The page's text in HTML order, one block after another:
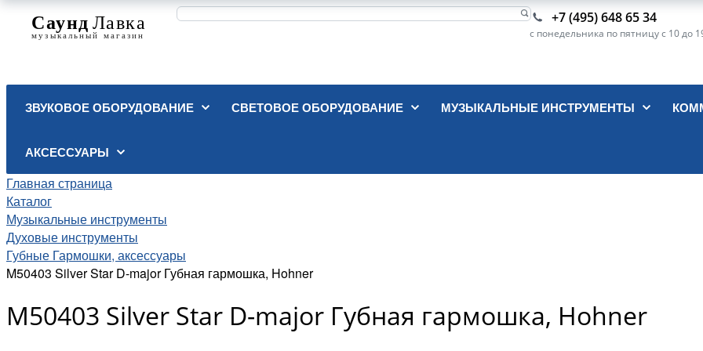
+7 (495) 648 65 34
с понедельника по пятницу с 10 до
ЗВУКОВОЕ ОБОРУДОВАНИЕ СВЕТОВОЕ ОБОРУДОВАНИЕ МУЗЫКАЛЬНЫЕ ИНСТРУМЕНТЫ
АКСЕССУАРЫ
Главная страница
Каталог
Музыкальные инструменты
Духовые инструменты
Губные Гармошки, аксессуары
M50403 Silver Star D-major Губная гармошка, Hohner
M50403 Silver Star D-major Губная гармошка, Hohner